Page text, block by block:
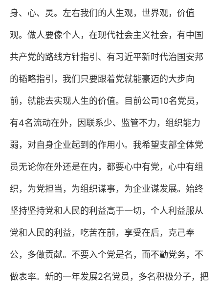
身、心、灵。左右我们的人生观，世界观，价值
观。做人要像个人，在现代社会主义社会，有中国
共产党的路线方针指引、有习近平新时代治国安邦
的韬略指引，我们只要跟着党就能豪迈的大步向
前，就能去实现人生的价值。目前公司10名党员，
有4名流动在外，因联系少、监管不力，组织能力
弱，对自身企业起到的作用小。我希望支部全体党
员无论你在外还是在内，都要心中有党，心中有组
织，为党担当，为组织谋事，为企业谋发展。始终
坚持坚持党和人民的利益高于一切，个人利益服从
党和人民的利益，吃苦在前，享受在后，克己奉
公，多做贡献。不要入个党是名，而不勤党务，不
做表率。新的一年发展2名党员，多名积极分子，把